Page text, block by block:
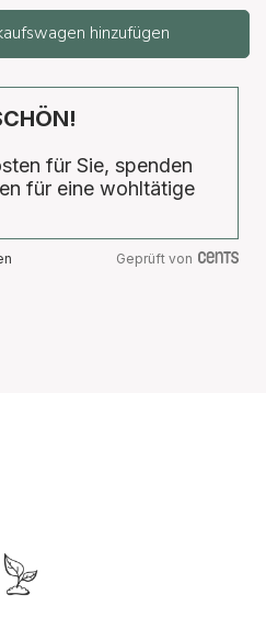
hinzufügen
für Sie, spenden
für eine wohltätige
Geprüft von